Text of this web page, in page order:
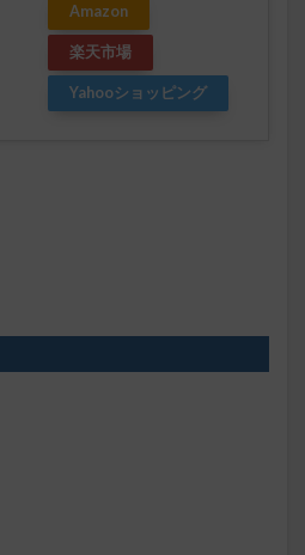
Amazon
楽天市場
Yahooショッピング